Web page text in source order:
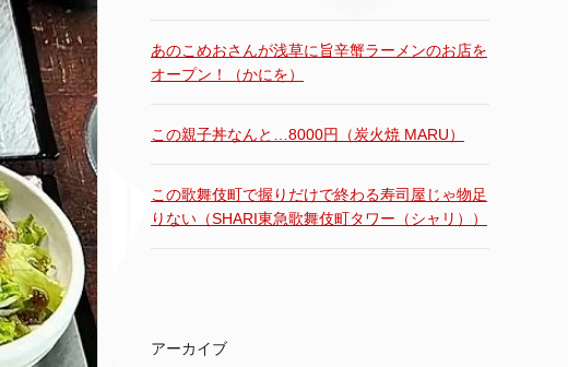
あのこめおさんが浅草に旨辛蟹ラーメンのお店を
オープン！（かにを）
この親子丼なんと…8000円（炭火焼 MARU）
この歌舞伎町で握りだけで終わる寿司屋じゃ物足
りない（SHARI東急歌舞伎町タワー（シャリ））
アーカイブ